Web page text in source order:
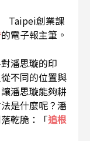
Taipei創業課
的電子報主筆。
潘思璇的印
不同的位置與
潘思璇能夠耕
是什麼呢？潘
乾脆：「追根